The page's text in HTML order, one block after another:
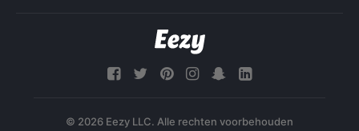
© 2026 Eezy LLC. Alle rechten voorbehouden